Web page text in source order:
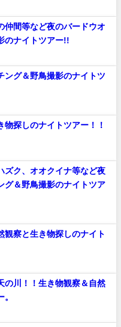
仲間等など夜のバードウオ
のナイトツアー!!
ング＆野鳥撮影のナイトツ
物探しのナイトツアー！！
ズク、オオクイナ等など夜
グ＆野鳥撮影のナイトツア
観察と生き物探しのナイト
の川！！生き物観察＆自然